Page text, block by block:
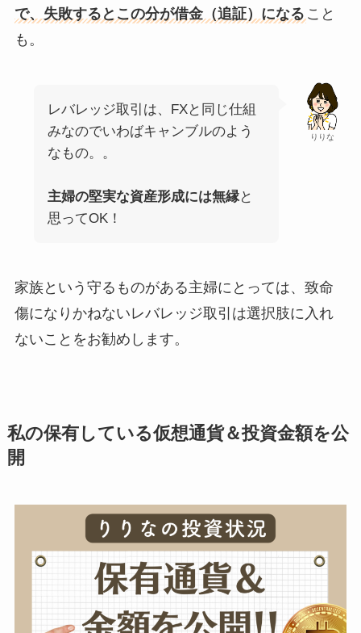
で、失敗するとこの分が借金（追証）になる こと
も。
りりな
レバレッジ取引は、FXと同じ仕組
みなのでいわばキャンブルのよう
なもの。。
主婦の堅実な資産形成には無縁と
思ってOK！
家族という守るものがある主婦にとっては、致命
傷になりかねないレバレッジ取引は選択肢に入れ
ないことをお勧めします。
私の保有している仮想通貨＆投資金額を公
開